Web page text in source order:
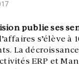
publie ses
s’élève à
La
ERP et